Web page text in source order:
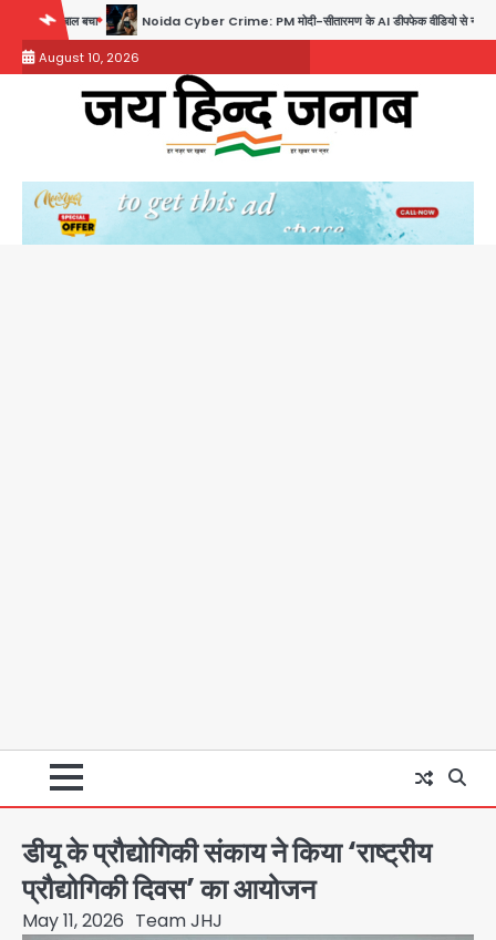
content
Noida Cyber Crime: PM मोदी-सीतारमण के AI डीपफेक वीडियो से नोएडा में बुजुर्ग से 70 लाख की ठगी
August 10, 2026
डीयू के प्रौद्योगिकी संकाय ने किया ‘राष्ट्रीय
प्रौद्योगिकी दिवस’ का आयोजन
May 11, 2026 Team JHJ